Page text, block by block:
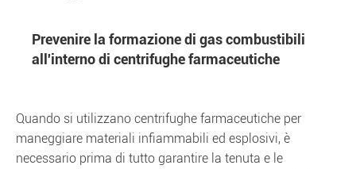
Prevenire la formazione di gas combustibili
all'interno di centrifughe farmaceutiche
Quando si utilizzano centrifughe farmaceutiche per
maneggiare materiali infiammabili ed esplosivi, è
necessario prima di tutto garantire la tenuta e le